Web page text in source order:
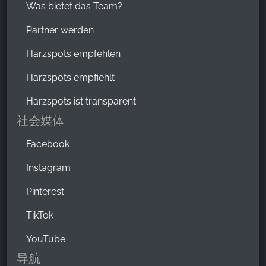
Was bietet das Team?
Partner werden
Harzspots empfehlen
Harzspots empfiehlt
Harzspots ist transparent
社会媒体
Facebook
Instagram
Pinterest
TikTok
YouTube
导航